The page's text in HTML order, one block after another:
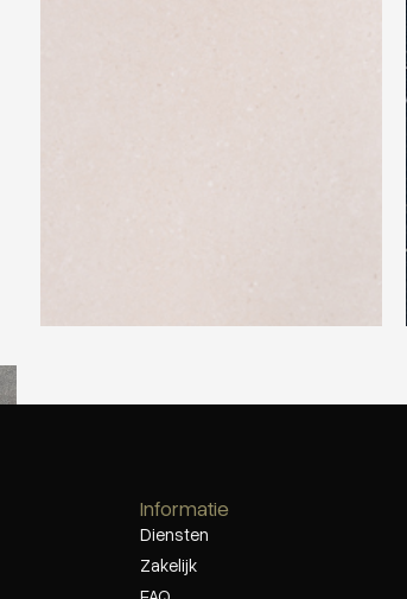
Informatie
Diensten
Zakelijk